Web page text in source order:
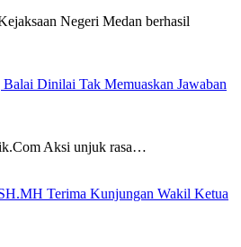
Negeri Medan berhasil
Dinilai Tak Memuaskan Jawaban
Aksi unjuk rasa…
Terima Kunjungan Wakil Ketua